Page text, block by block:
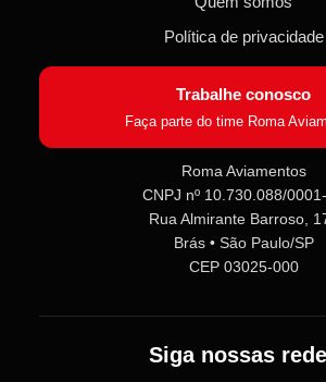
Política de privacidade
Trabalhe conosco
Faça parte do time Roma
Roma Aviamentos
CNPJ nº 10.730.088/
Rua Almirante Barroso,
Brás • São Paulo/SP
CEP 03025-000
Siga nossas